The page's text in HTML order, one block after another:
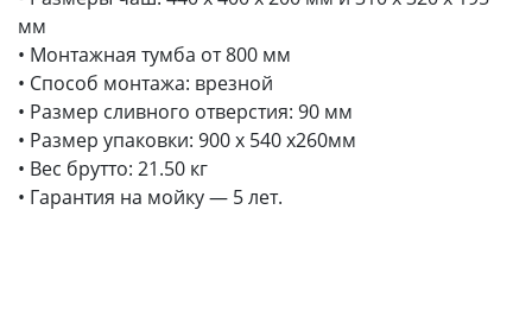
мм
• Монтажная тумба от 800 мм
• Способ монтажа: врезной
• Размер сливного отверстия: 90 мм
• Размер упаковки: 900 х 540 х260мм
• Вес брутто: 21.50 кг
• Гарантия на мойку — 5 лет.